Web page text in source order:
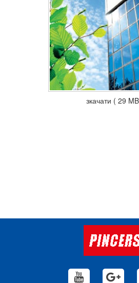
зкачати ( 29